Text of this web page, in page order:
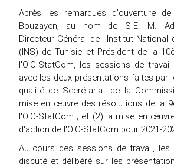
Après les remarques d'ouverture
Bouzayen, au nom de S.E. M.
Directeur Général de l'Institut National
(INS) de Tunisie et Président de la
l'OIC-StatCom, les sessions de
avec les deux présentations faites par
qualité de Secrétariat de la
mise en œuvre des résolutions de la
l'OIC-StatCom ; et (2) la mise en
d'action de l'OIC-StatCom pour 2021-
Au cours des sessions de travail, les
discuté et délibéré sur les